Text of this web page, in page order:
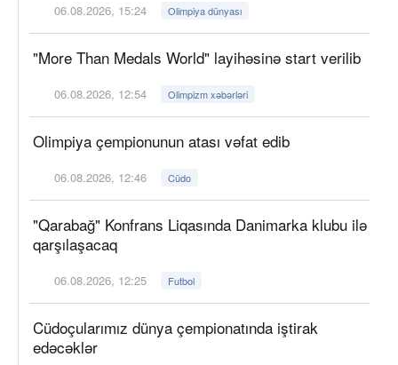
06.08.2026, 15:24 Olimpiya dünyası
"More Than Medals World" layihəsinə start verilib
06.08.2026, 12:54 Olimpizm xəbərləri
Olimpiya çempionunun atası vəfat edib
06.08.2026, 12:46 Cüdo
"Qarabağ" Konfrans Liqasında Danimarka klubu ilə
qarşılaşacaq
06.08.2026, 12:25 Futbol
Cüdoçularımız dünya çempionatında iştirak
edəcəklər